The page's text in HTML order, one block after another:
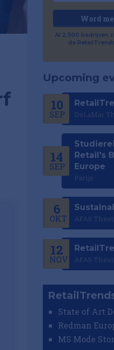
Word
Al 2.500 bedrijven
de
Upcoming
10
SEP DeLaMar
14
SEP
Retail's
Europe
Parijs
6
OKT AFAS
12
NOV AFAS
State of Art
MS Mode